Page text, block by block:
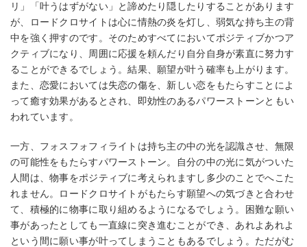
リ」「叶うはずがない」と諦めたり隠したりすることがあります
が、ロードクロサイトは心に情熱の炎を灯し、弱気な持ち主の背
中を強く押すのです。そのためすべてにおいてポジティブかつア
クティブになり、周囲に応援を頼んだり自分自身が素直に努力す
ることができるでしょう。結果、願望が叶う確率も上がります。
また、恋愛においては失恋の傷を、新しい恋をもたらすことによ
って癒す効果があるとされ、即効性のあるパワーストーンともい
われています。
一方、フォスフォフィライトは持ち主の中の光を認識させ、無限
の可能性をもたらすパワーストーン。自分の中の光に気がついた
人間は、物事をポジティブに考えられますし多少のことでへこた
れません。ロードクロサイトがもたらす願望への気づきと合わせ
て、積極的に物事に取り組めるようになるでしょう。困難な願い
事があったとしても一直線に突き進むことができ、あれよあれよ
という間に願い事が叶ってしまうこともあるでしょう。ただがむ